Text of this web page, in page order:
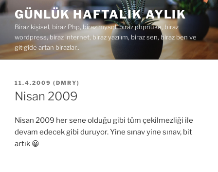
İçeriğe
geç
GÜNLÜK HAFTALIK AYLIK
Biraz kişisel, biraz Php, biraz mysql, biraz phpnuke, biraz
wordpress, biraz internet, biraz yazılım, biraz sen, biraz ben ve
git gide artan birazlar..
YAYIM
TARIHI
11.4.2009 ( DMRY)
Nisan 2009
Nisan 2009 her sene olduğu gibi tüm çekilmezliği ile
devam edecek gibi duruyor. Yine sınav yine sınav, bit
artık 😀